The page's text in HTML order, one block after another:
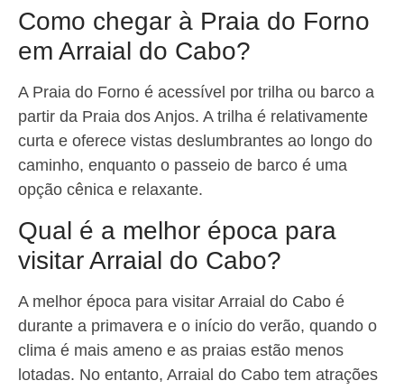
Como chegar à Praia do Forno
em Arraial do Cabo?
A Praia do Forno é acessível por trilha ou barco a
partir da Praia dos Anjos. A trilha é relativamente
curta e oferece vistas deslumbrantes ao longo do
caminho, enquanto o passeio de barco é uma
opção cênica e relaxante.
Qual é a melhor época para
visitar Arraial do Cabo?
A melhor época para visitar Arraial do Cabo é
durante a primavera e o início do verão, quando o
clima é mais ameno e as praias estão menos
lotadas. No entanto, Arraial do Cabo tem atrações